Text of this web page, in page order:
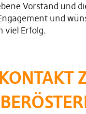
Vorstand und
und
viel Erfolg.